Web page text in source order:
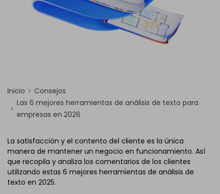
Inicio
Consejos
Las 6 mejores herramientas de análisis de texto para
empresas en 2026
La satisfacción y el contento del cliente es la única
manera de mantener un negocio en funcionamiento. Así
que recopila y analiza los comentarios de los clientes
utilizando estas 6 mejores herramientas de análisis de
texto en 2025.